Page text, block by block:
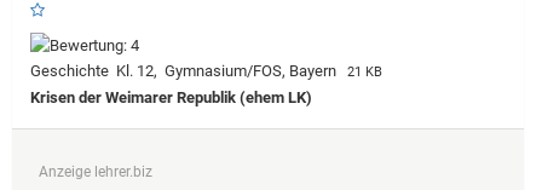
Geschichte Kl. 12, Gymnasium/FOS, Bayern 21 KB
Krisen der Weimarer Republik (ehem LK)
Anzeige lehrer.biz